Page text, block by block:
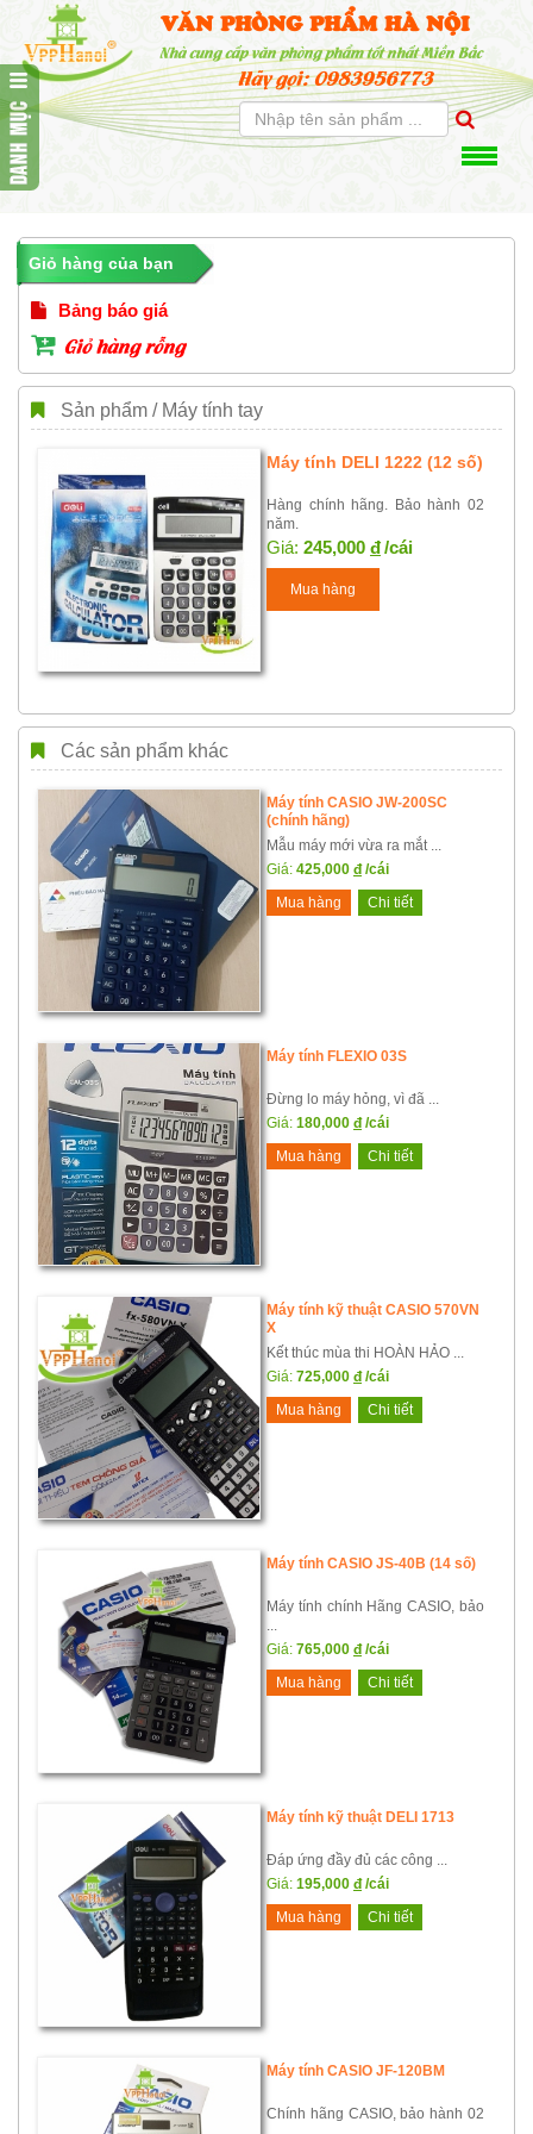
VĂN PHÒNG PHẨM HÀ NỘI
Nhà cung cấp văn phòng phẩm tốt nhất Miền Bắc
Hãy gọi: 0983956773
Giỏ hàng của bạn
Bảng báo giá
Giỏ hàng rỗng
Sản phẩm / Máy tính tay
Máy tính DELI 1222 (12 số)
Hàng chính hãng. Bảo hành 02
năm.
Giá: 245,000 đ/cái
Mua hàng
Các sản phẩm khác
Máy tính CASIO JW-200SC
(chính hãng)
Mẫu máy mới vừa ra mắt ...
Giá: 425,000 đ /cái
Mua hàng
Chi tiết
Máy tính FLEXIO 03S
Đừng lo máy hỏng, vì đã ...
Giá: 180,000 đ /cái
Mua hàng
Chi tiết
Máy tính kỹ thuật CASIO 570VN
X
Kết thúc mùa thi HOÀN HẢO ...
Giá: 725,000 đ /cái
Mua hàng
Chi tiết
Máy tính CASIO JS-40B (14 số)
Máy tính chính Hãng CASIO, bảo
...
Giá: 765,000 đ /cái
Mua hàng
Chi tiết
Máy tính kỹ thuật DELI 1713
Đáp ứng đầy đủ các công ...
Giá: 195,000 đ /cái
Mua hàng
Chi tiết
Máy tính CASIO JF-120BM
Chính hãng CASIO, bảo hành 02